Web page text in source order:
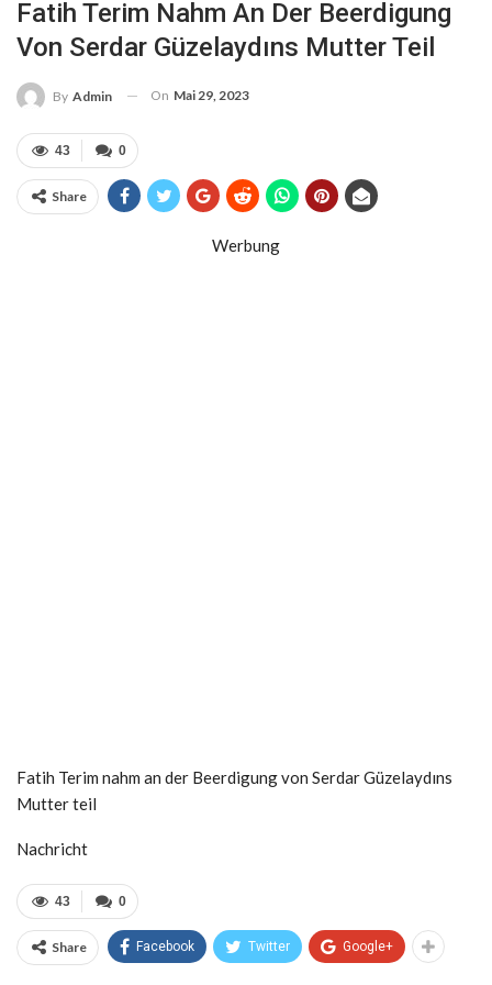
Fatih Terim Nahm An Der Beerdigung
Von Serdar Güzelaydıns Mutter Teil
By Admin On Mai 29, 2023
0
43
Share
Werbung
Fatih Terim nahm an der Beerdigung von Serdar Güzelaydıns
Mutter teil
Nachricht
0
43
Share Facebook Twitter Google+